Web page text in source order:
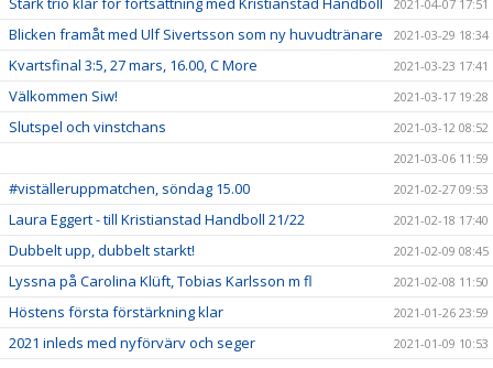
2021-04-07 17:51
Blicken framåt med Ulf Sivertsson som ny huvudtränare 2021-03-29 18:34
Kvartsfinal 3:5, 27 mars, 16.00, C More 2021-03-23 17:41
Välkommen Siw! 2021-03-17 19:28
Slutspel och vinstchans
2021-03-12 08:52
2021-03-06 11:59
#viställeruppmatchen, söndag 15.00 2021-02-27 09:53
Laura Eggert - till Kristianstad Handboll 21/22 2021-02-18 17:40
Dubbelt upp, dubbelt starkt! 2021-02-09 08:45
Lyssna på Carolina Klüft, Tobias Karlsson m fl 2021-02-08 11:50
Höstens första förstärkning klar 2021-01-26 23:59
2021 inleds med nyförvärv och seger 2021-01-09 10:53